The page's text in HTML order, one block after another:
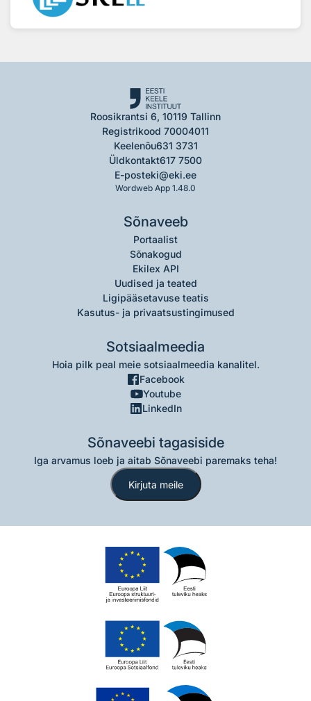
Roosikrantsi 6, 10119 Tallinn
Registrikood 70004011
Keelenõu631 3731
Üldkontakt617 7500
E-posteki@eki.ee
Wordweb App 1.48.0
Sõnaveeb
Portaalist
Sõnakogud
Ekilex API
Uudised ja teated
Ligipääsetavuse teatis
Kasutus- ja privaatsustingimused
Sotsiaalmeedia
Hoia pilk peal meie sotsiaalmeedia kanalitel.
Facebook
Youtube
LinkedIn
Sõnaveebi tagasiside
Iga arvamus loeb ja aitab Sõnaveebi paremaks teha!
Kirjuta meile